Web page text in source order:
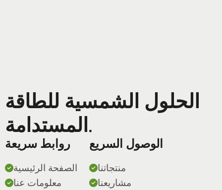
الحلول الشمسية للطاقة
المستدامة.
روابط سريعة
الصفحة الرئيسية
معلومات عنا
الوصول السريع
منتجاتنا
مشاريعنا